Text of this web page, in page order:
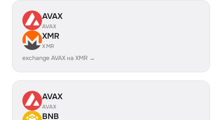
AVAX
AVAX
XMR
XMR
exchange AVAX на XMR →
AVAX
AVAX
BNB